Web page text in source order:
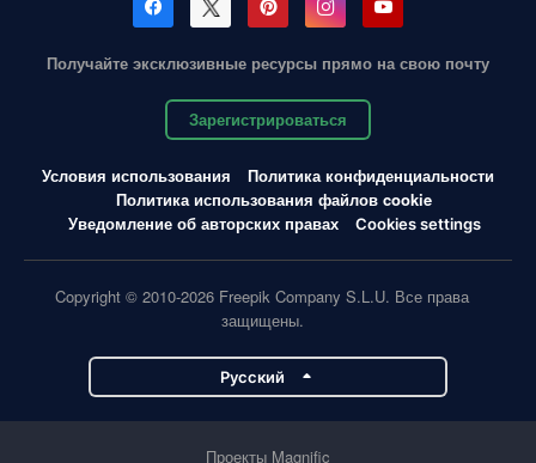
Получайте эксклюзивные ресурсы прямо на свою почту
Зарегистрироваться
Условия использования
Политика конфиденциальности
Политика использования файлов cookie
Уведомление об авторских правах
Cookies settings
Copyright © 2010-2026 Freepik Company S.L.U. Все права
защищены.
Pусский
Проекты Magnific